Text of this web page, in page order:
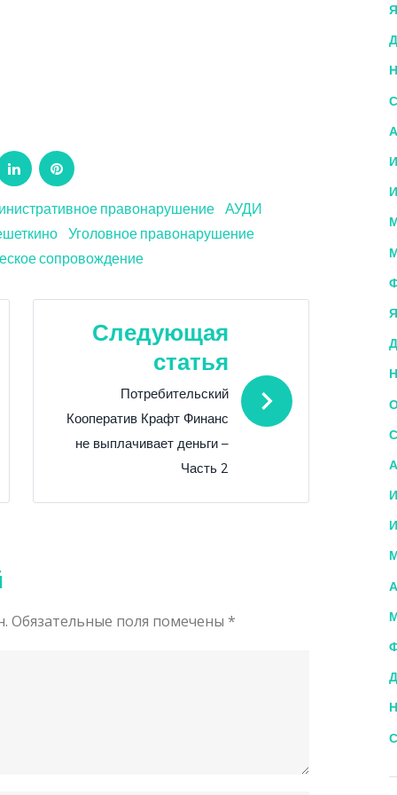
LinkedIn Pinterest
правонарушение
АУДИ
Уголовное правонарушение
сопровождение
Следующая
статья
Потребительский
Кооператив Крафт Финанс
не выплачивает деньги –
Часть 2
Обязательные поля помечены *